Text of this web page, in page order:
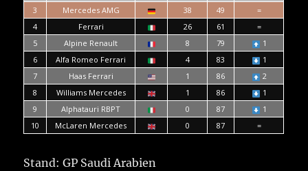
3 Mercedes AMG 38 49
=
4
Ferrari 26 61
=
5
Alpine Renault 8 79
1
6
Alfa Romeo Ferrari 4 83
1
7
Haas Ferrari 1 86
2
8
Williams Mercedes 1 86
1
9
Alphatauri RBPT 0 87
1
10
McLaren Mercedes 0 87 =
Stand: GP Saudi Arabien